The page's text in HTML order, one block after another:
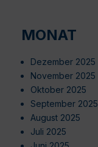
MONAT
Dezember 2025
November 2025
Oktober 2025
September 2025
August 2025
Juli 2025